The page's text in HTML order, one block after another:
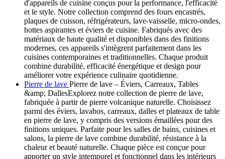
d'appareils de cuisine conçus pour la performance, l'efficacité
et le style. Notre collection comprend des fours encastrés,
plaques de cuisson, réfrigérateurs, lave-vaisselle, micro-ondes,
hottes aspirantes et éviers de cuisine. Fabriqués avec des
matériaux de haute qualité et disponibles dans des finitions
modernes, ces appareils s'intègrent parfaitement dans les
cuisines contemporaines et traditionnelles. Chaque produit
combine durabilité, efficacité énergétique et design pour
améliorer votre expérience culinaire quotidienne.
Pierre de lave Pierre de lave – Éviers, Carreaux, Tables
&amp; DallesExplorez notre collection de pierre de lave,
fabriquée à partir de pierre volcanique naturelle. Choisissez
parmi des éviers, lavabos, carreaux, dalles et plateaux de table
en pierre de lave, y compris des versions émaillées pour des
finitions uniques. Parfaite pour les salles de bains, cuisines et
salons, la pierre de lave combine durabilité, résistance à la
chaleur et beauté naturelle. Chaque pièce est conçue pour
apporter un style intemporel et fonctionnel dans les intérieurs